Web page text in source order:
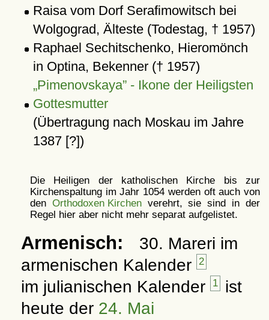
Raisa vom Dorf Serafimowitsch bei
Wolgograd, Älteste (Todestag, † 1957)
Raphael Sechitschenko, Hieromönch
in Optina, Bekenner († 1957)
Pimenovskaya - Ikone der Heiligsten
Gottesmutter
(Übertragung nach Moskau im Jahre
1387 [?])
Die Heiligen der katholischen Kirche bis zur
Kirchenspaltung im Jahr 1054 werden oft auch von
den Orthodoxen Kirchenverehrt, sie sind in der
Regel hier aber nicht mehr separat aufgelistet.
Armenisch:
30. Mareri im
armenischen Kalender
2
im julianischen Kalender 1 ist
heute der 24. Mai